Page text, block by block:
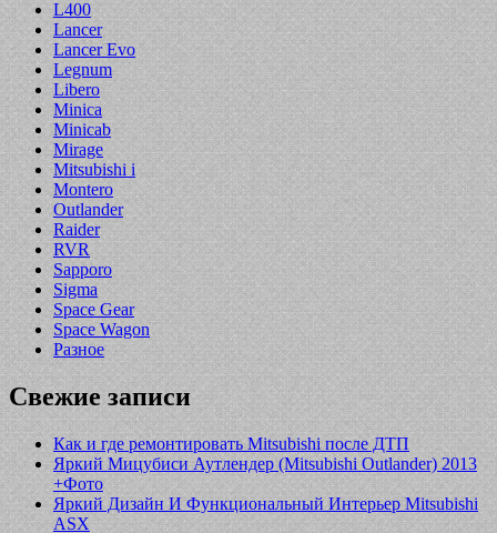
L400
Lancer
Lancer Evo
Legnum
Libero
Minica
Minicab
Mirage
Mitsubishi i
Montero
Outlander
Raider
RVR
Sapporo
Sigma
Space Gear
Space Wagon
Разное
Свежие записи
Как и где ремонтировать Mitsubishi после ДТП
Яркий Мицубиси Аутлендер (Mitsubishi Outlander) 2013
+Фото
Яркий Дизайн И Функциональный Интерьер Mitsubishi
ASX